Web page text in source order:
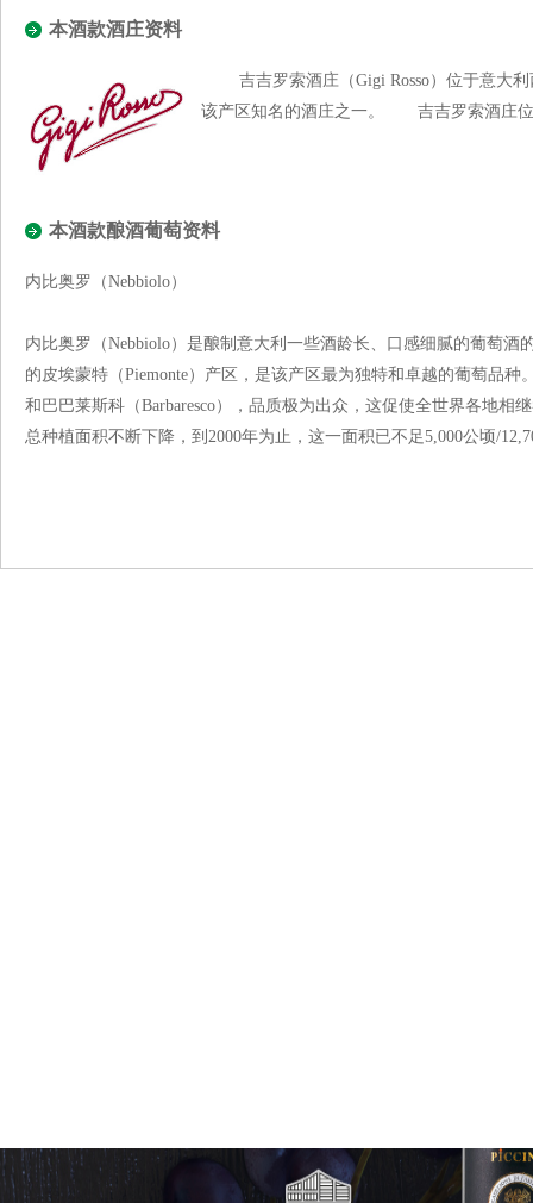
本酒款酒庄资料
吉吉罗索酒庄（Gigi Rosso）位于意大利
该产区知名的酒庄之一。 吉吉罗索酒庄位
本酒款酿酒葡萄资料
内比奥罗（Nebbiolo）
内比奥罗（Nebbiolo）是酿制意大利一些酒龄长、口感细腻的葡萄
的皮埃蒙特（Piemonte）产区，是该产区最为独特和卓越的葡萄品
和巴巴莱斯科（Barbaresco），品质极为出众，这促使全世界各地相
总种植面积不断下降，到2000年为止，这一面积已不足5,000公顷/